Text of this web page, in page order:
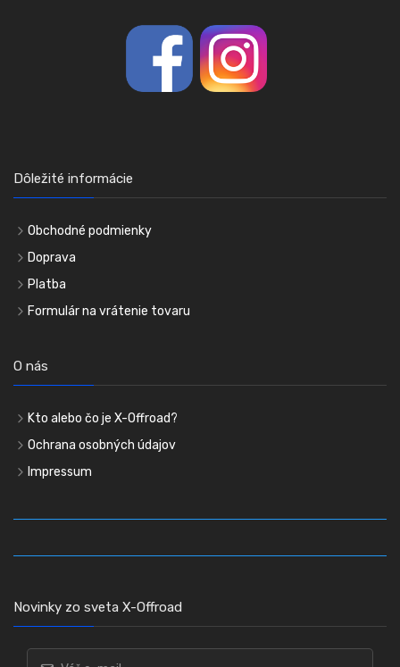
Dôležité informácie
Obchodné podmienky
Doprava
Platba
Formulár na vrátenie tovaru
O nás
Kto alebo čo je X-Offroad?
Ochrana osobných údajov
Impressum
Novinky zo sveta X-Offroad